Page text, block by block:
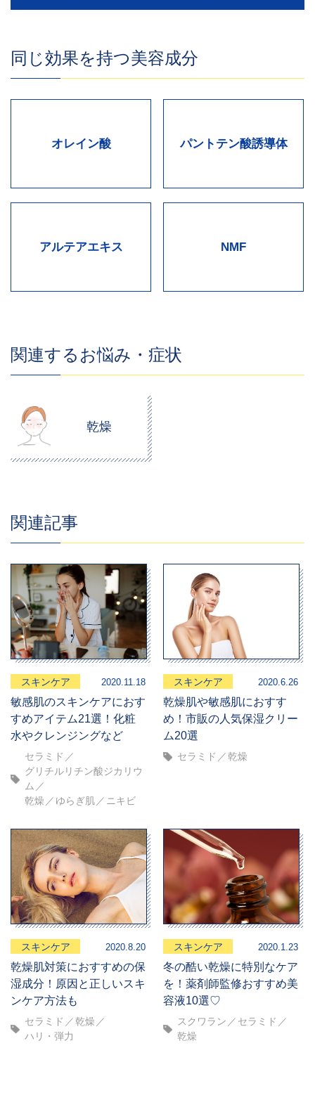
同じ効果を持つ美容成分
オレイン酸 パントテン酸誘導体
アルテアエキス NMF
関連するお悩み・症状
乾燥
関連記事
スキンケア 2020.11.18
敏感肌のスキンケアにおす
すめアイテム21選！化粧
水やクレンジングなど
セラミド
グリチルリチン酸ジカリウ
ム
乾燥
ゆらぎ肌 ニキビ
スキンケア 2020.6.26
乾燥肌や敏感肌におすす
め！市販の人気保湿クリー
ム20選
セラミド 乾燥
スキンケア 2020.8.20
乾燥肌対策におすすめの保
湿成分！原因と正しいスキ
ンケア方法も
セラミド
乾燥
ハリ・弾力
スキンケア 2020.1.23
冬の酷い乾燥に特別なケア
を！薬剤師監修おすすめ美
容液10選♡
スクワラン
セラミド
乾燥